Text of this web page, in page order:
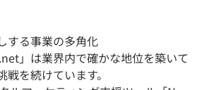
する事業の多角化
」は業界内で確かな地位を築いて
を続けています。